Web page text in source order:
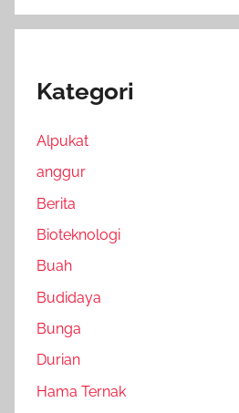
Kategori
Alpukat
anggur
Berita
Bioteknologi
Buah
Budidaya
Bunga
Durian
Hama Ternak